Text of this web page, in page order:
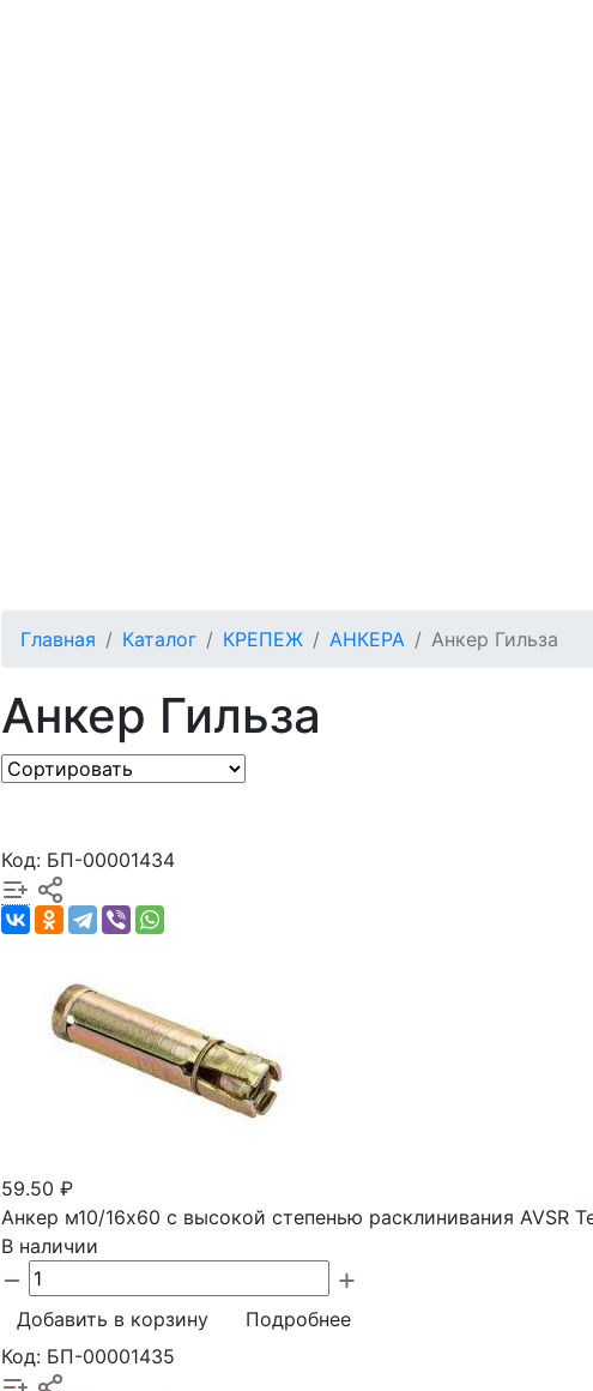
Главная Каталог КРЕПЕЖ АНКЕРА Анкер Гильза
Анкер Гильза
Код: БП-00001434
59.50 ₽
Анкер м10/16х60 с высокой степенью расклинивания AVSR
В наличии
Добавить в корзину
Подробнее
Код: БП-00001435